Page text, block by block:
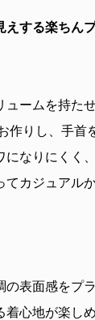
えする楽ちん
ームを持た
作りし、手首
なりにくく
てカジュアル
表面感をプ
心地が楽し